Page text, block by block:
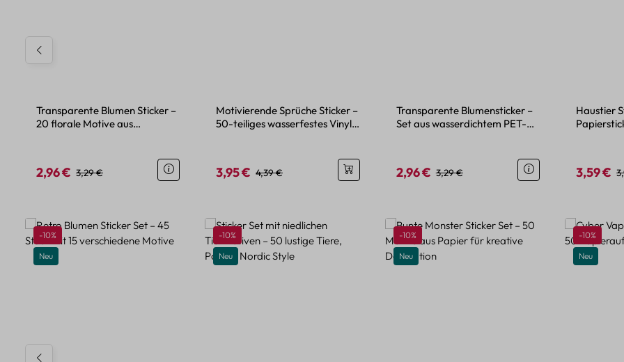
Transparente Blumen Sticker –
20 florale Motive aus
Verkaufspreis:
2,96 € Regulärer Preis:
3,29 €
Motivierende Sprüche Sticker –
50-teiliges wasserfestes Vinyl
Verkaufspreis:
3,95 € Regulärer Preis:
4,39 €
Transparente Blumensticker –
Set aus wasserdichtem PET-
Verkaufspreis:
2,96 € Regulärer Preis:
3,29 €
Haustier
3,59 €
Produktgalerie überspringen
Rabatt
-10%
Neu
Rabatt
-10%
Neu
Rabatt
-10%
Neu
Rabatt
-10%
Neu